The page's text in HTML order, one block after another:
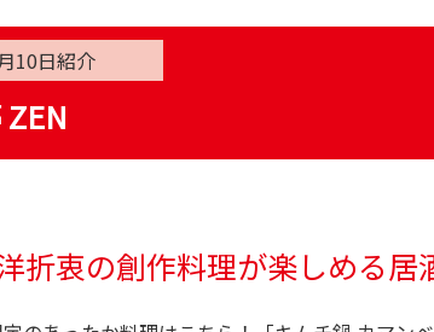
10日紹介
折衷の創作料理が楽しめる居